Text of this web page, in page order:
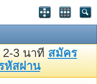
2-3 นาที สมัคร
หัสผ่าน